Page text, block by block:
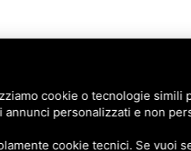
cookie o tecnologie simili
personalizzati e non
cookie tecnici. Se vuoi